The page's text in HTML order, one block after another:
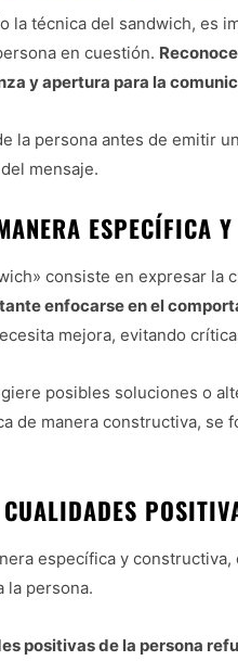
la técnica del sandwich, es
en cuestión.
y apertura para la
la persona antes de emitir
mensaje.
ESPECÍFICA
consiste en expresar la
enfocarse en el
mejora, evitando
posibles soluciones o
de manera constructiva, se
específica y
la persona.
positivas de la persona